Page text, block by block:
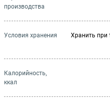
производства
Условия хранения
Хранить при
Калорийность,
ккал